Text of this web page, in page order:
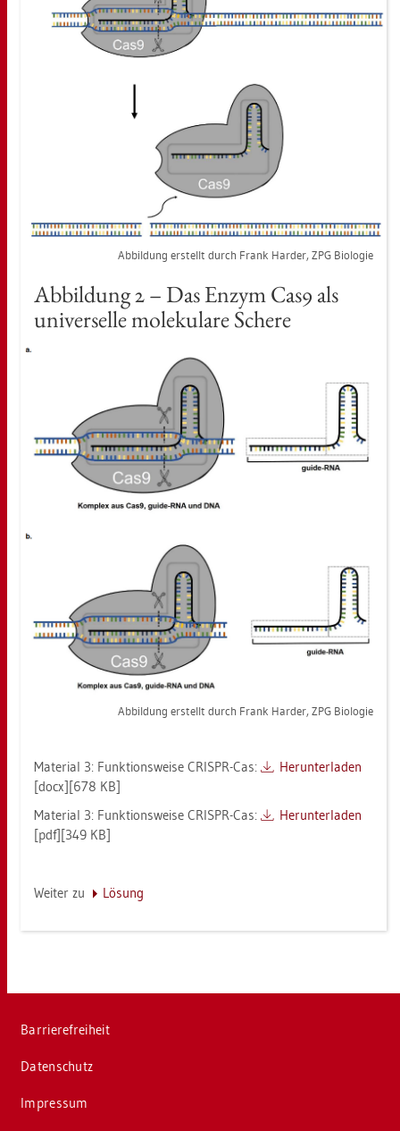
Ab­bil­dung er­stellt durch Frank Har­der, ZPG Bio­lo­gie
Ab­bil­dung 2 – Das Enzym Cas9 als
uni­ver­sel­le mo­le­ku­la­re Sche­re
Ab­bil­dung er­stellt durch Frank Har­der, ZPG Bio­lo­gie
Ma­te­ri­al 3: Funk­ti­ons­wei­se CRIS­PR-Cas:
Her­un­ter­la­den
[docx][678 KB]
Ma­te­ri­al 3: Funk­ti­ons­wei­se CRIS­PR-Cas:
Her­un­ter­la­den
[pdf][349 KB]
Wei­ter zu Lö­sung
Bar­rie­re­frei­heit
Da­ten­schutz
Im­pres­sum